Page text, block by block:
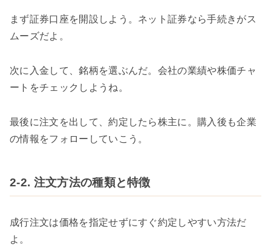
まず証券口座を開設しよう。ネット証券なら手続きがス
ムーズだよ。
次に入金して、銘柄を選ぶんだ。会社の業績や株価チャ
ートをチェックしようね。
最後に注文を出して、約定したら株主に。購入後も企業
の情報をフォローしていこう。
2-2. 注文方法の種類と特徴
成行注文は価格を指定せずにすぐ約定しやすい方法だ
よ。